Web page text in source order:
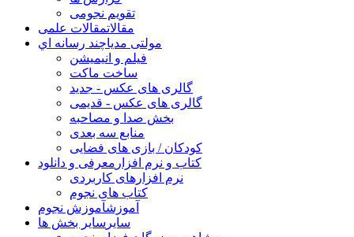
تقویم نجومی
مقالاتمقالات علمی
مولتی مدیاچند رسانه اي
فیلم و انیمیشن
ساخت ماکت
گالری های عکس - جدید
گالری های عکس - قدیمی
بخش صدا و مصاحبه
منابع سه بعدی
کودکان / بازی های فضایی
کتاب و نرم افزار معرفی و دانلود
نرم افزارهای کاربردی
کتاب های نجوم
آموزشآموزش نجوم
سایر سایر بخش ها